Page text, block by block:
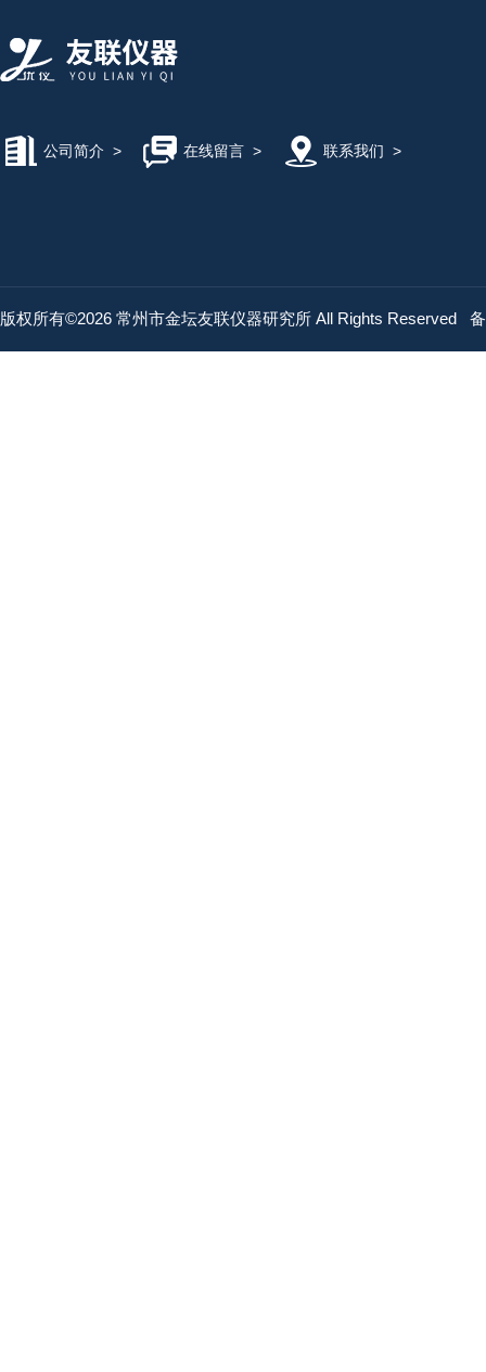
公司简介 > 在线留言> 联系我们 >
版权所有©2026 常州市金坛友联仪器研究所 All Rights Reserved